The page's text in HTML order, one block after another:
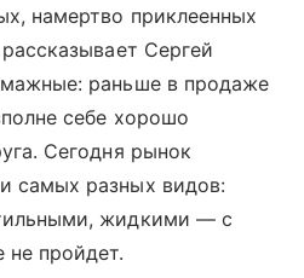
намертво приклеенных
Сергей
раньше в продаже
себе хорошо
Сегодня рынок
самых разных видов:
жидкими — с
пройдет.